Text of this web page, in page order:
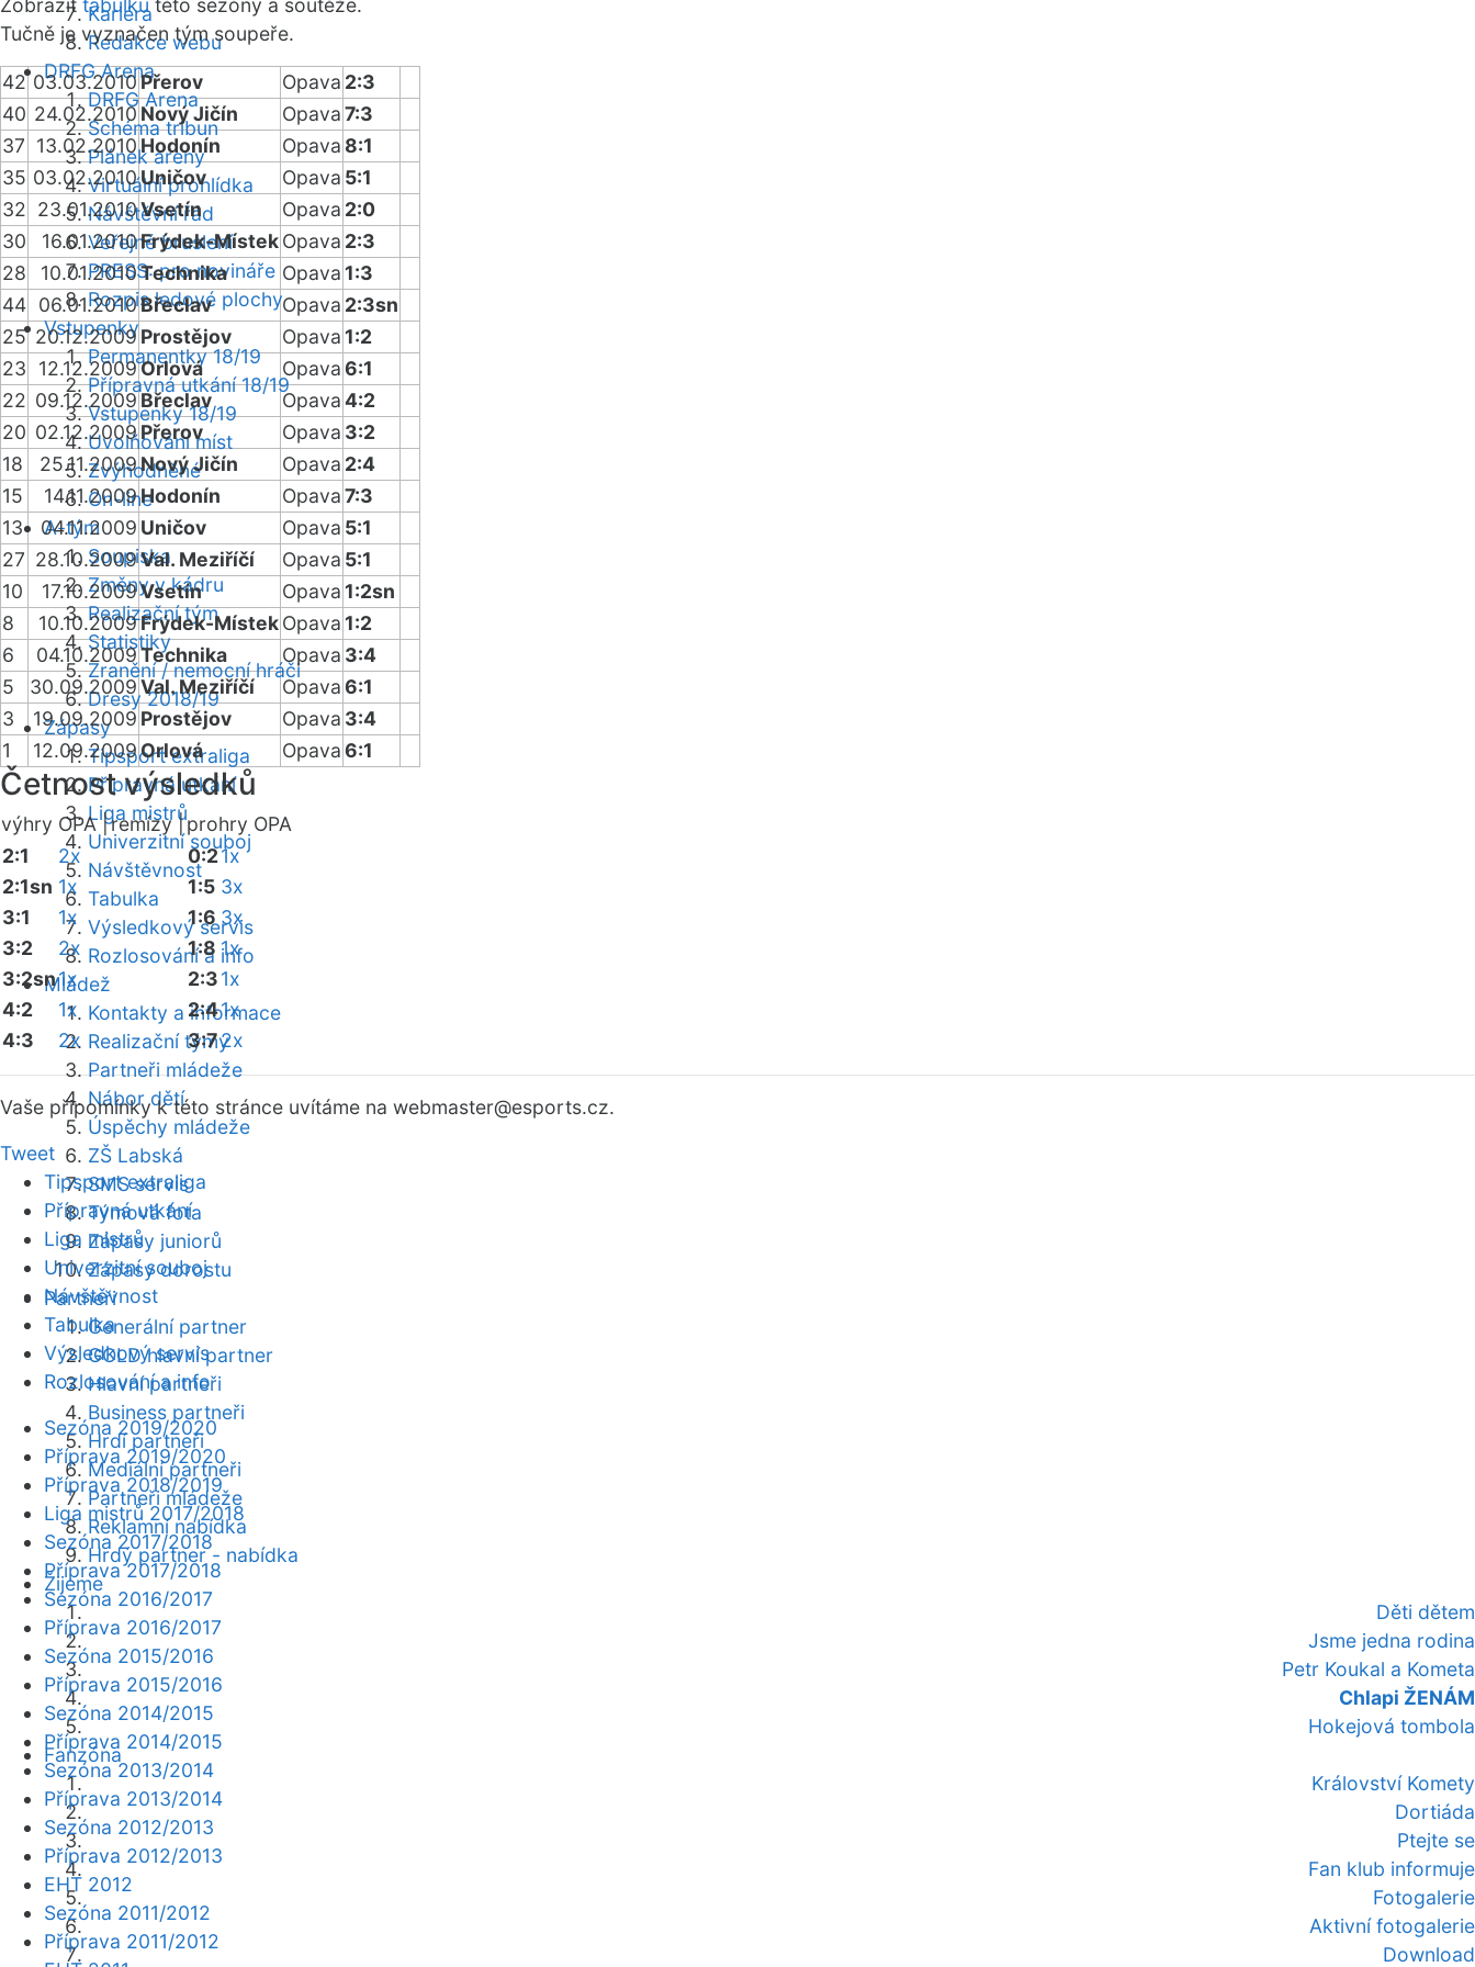
Kariéra
Redakce webu
DRFG Arena
DRFG Arena
Schéma tribun
Plánek areny
Virtuální prohlídka
Návštěvní řád
Veřejné bruslení
PRESS: pro novináře
Rozpis ledové plochy
Vstupenky
Permanentky 18/19
Přípravná utkání 18/19
Vstupenky 18/19
Uvolňování míst
Zvýhodněné
On-line
A-tým
Soupiska
Změny v kádru
Realizační tým
Statistiky
Zranění / nemocní hráči
Dresy 2018/19
Zápasy
Tipsport extraliga
Přípravná utkání
Liga mistrů
Univerzitní souboj
Návštěvnost
Tabulka
Výsledkový servis
Rozlosování a info
Mládež
Kontakty a informace
Realizační týmy
Partneři mládeže
Nábor dětí
Úspěchy mládeže
ZŠ Labská
SMS servis
Týmová fota
Zápasy juniorů
Zápasy dorostu
Partneři
Generální partner
GOLD hlavní partner
Hlavní partneři
Business partneři
Hrdí partneři
Mediální partneři
Partneři mládeže
Reklamní nabídka
Hrdý partner - nabídka
Žijeme
Děti dětem
Jsme jedna rodina
Petr Koukal a Kometa
Chlapi ŽENÁM
Hokejová tombola
Fanzóna
Království Komety
Dortiáda
Ptejte se
Fan klub informuje
Fotogalerie
Aktivní fotogalerie
Download
Zobrazit tabulku této sezóny a soutěže.
Tučně je vyznačen tým soupeře.
42 03.03.2010Přerov Opava 2:3
40 24.02.2010 Nový Jičín Opava7:3
37 13.02.2010 Hodonín Opava 8:1
35 03.02.2010Uničov Opava 5:1
32 23.01.2010Vsetín Opava 2:0
30
16.01.2010Frýdek-MístekOpava 2:3
28
10.01.2010Technika Opava 1:3
44 06.01.2010Břeclav Opava 2:3sn
25 20.12.2009Prostějov Opava 1:2
23
12.12.2009Orlová Opava6:1
22 09.12.2009Břeclav Opava4:2
20 02.12.2009Přerov Opava 3:2
18
25.11.2009Nový Jičín Opava 2:4
15
14.11.2009Hodonín Opava7:3
13
04.11.2009 Uničov Opava 5:1
27 28.10.2009Val. Meziříčí Opava 5:1
10
17.10.2009Vsetín Opava 1:2sn
8
10.10.2009Frýdek-MístekOpava 1:2
6
04.10.2009Technika Opava 3:4
5
30.09.2009Val. Meziříčí Opava6:1
3
19.09.2009 Prostějov Opava 3:4
1
12.09.2009Orlová Opava6:1
Četnost výsledků
výhry OPA |remízy |prohry OPA
2:1
2x
2:1sn 1x
3:1
1x
3:2
2x
3:2sn1x
4:2
1x
4:3
2x
0:21x
1:5 3x
1:6 3x
1:8 1x
2:31x
2:41x
3:72x
Vaše připomínky k této stránce uvítáme na webmaster@esports.cz.
Tweet
Tipsport extraliga
Přípravná utkání
Liga mistrů
Univerzitní souboj
Návštěvnost
Tabulka
Výsledkový servis
Rozlosování a info
Sezóna 2019/2020
Příprava 2019/2020
Příprava 2018/2019
Liga mistrů 2017/2018
Sezóna 2017/2018
Příprava 2017/2018
Sezóna 2016/2017
Příprava 2016/2017
Sezóna 2015/2016
Příprava 2015/2016
Sezóna 2014/2015
Příprava 2014/2015
Sezóna 2013/2014
Příprava 2013/2014
Sezóna 2012/2013
Příprava 2012/2013
EHT 2012
Sezóna 2011/2012
Příprava 2011/2012